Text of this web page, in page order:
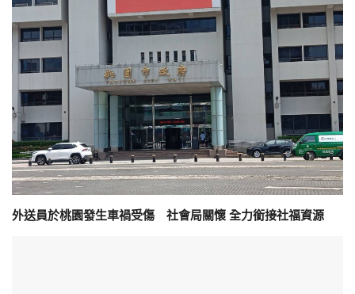
外送員於桃園發生車禍受傷 社會局關懷 全力銜接社福資源